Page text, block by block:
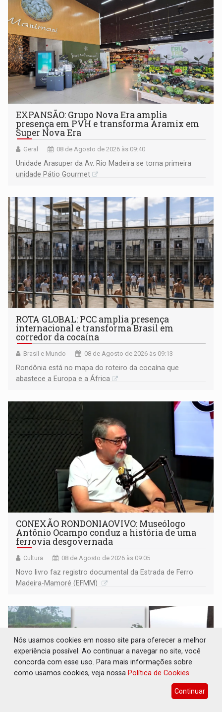
EXPANSÃO: Grupo Nova Era amplia
presença em PVH e transforma Aramix em
Super Nova Era
Geral 08 de Agosto de 2026 às 09:40
Unidade Arasuper da Av. Rio Madeira se torna primeira
unidade Pátio Gourmet
ROTA GLOBAL: PCC amplia presença
internacional e transforma Brasil em
corredor da cocaína
Brasil e Mundo 08 de Agosto de 2026 às 09:13
Rondônia está no mapa do roteiro da cocaína que
abastece a Europa e a África
CONEXÃO RONDONIAOVIVO: Museólogo
Antônio Ocampo conduz a história de uma
ferrovia desgovernada
Cultura 08 de Agosto de 2026 às 09:05
Novo livro faz registro documental da Estrada de Ferro
Madeira-Mamoré (EFMM)
Nós usamos cookies em nosso site para oferecer a melhor
experiência possível. Ao continuar a navegar no site, você
concorda com esse uso. Para mais informações sobre
como usamos cookies, veja nossa Política de Cookies
Continuar